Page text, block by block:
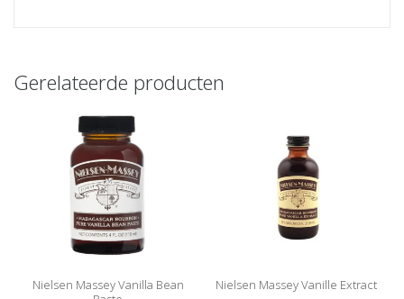
Gerelateerde producten
Nielsen Massey Vanilla Bean
Nielsen Massey Vanille Extract